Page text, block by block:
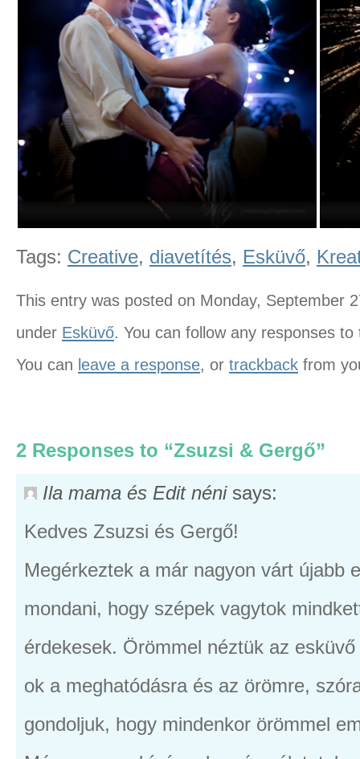
Tags: Creative, diavetítés, Esküvő,
This entry was posted on Monday, September
under Esküvő. You can follow any responses
You can leave a response, or trackback from
2 Responses to “Zsuzsi & Gergő”
Ila mama és Edit néni says:
Kedves Zsuzsi és Gergő!
Megérkeztek a már nagyon várt újabb
mondani, hogy szépek vagytok
érdekesek. Örömmel néztük az
ok a meghatódásra és az örömre,
gondoljuk, hogy mindenkor örömmel